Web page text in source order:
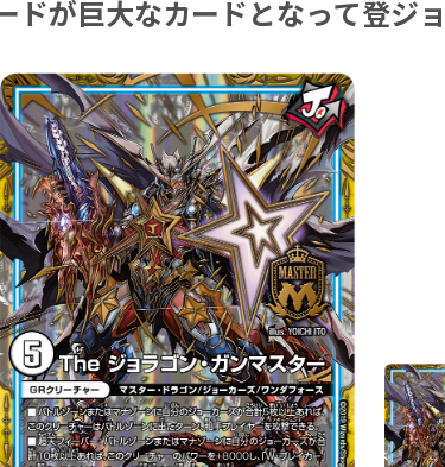
ドが巨大なカードとなって登ジ